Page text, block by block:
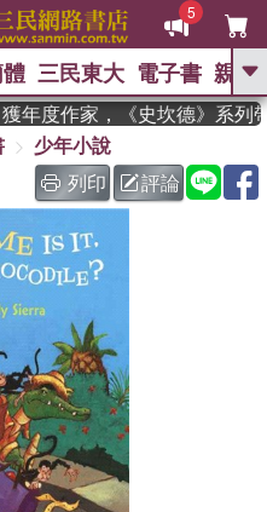
5
GO
東野圭吾 、
Odyssey、 父親節 、 如果歷
群喵 、 暑期推薦 、 國際布克
漫遊錄
代 、 數學女孩：黎曼猜想
迷走神經
三民東大 電子書 親子
度作家，《史坎德》系列帶
少年小說
列印
評論